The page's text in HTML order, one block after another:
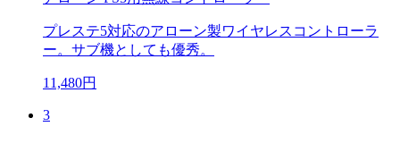
プレステ5対応のアローン製ワイヤレスコントローラ
ー。サブ機としても優秀。
11,480円
3